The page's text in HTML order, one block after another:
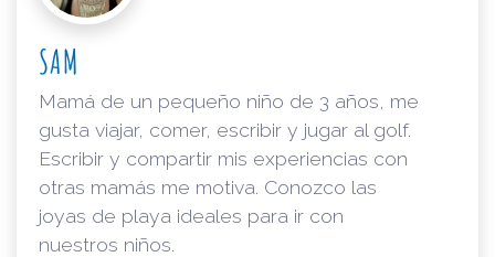
SAM
Mamá de un pequeño niño de 3 años, me
gusta viajar, comer, escribir y jugar al golf.
Escribir y compartir mis experiencias con
otras mamás me motiva. Conozco las
joyas de playa ideales para ir con
nuestros niños.